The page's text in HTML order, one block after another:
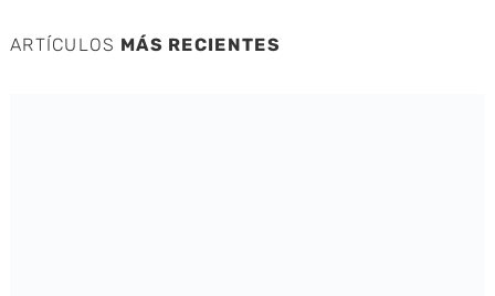
ARTÍCULOS MÁS RECIENTES